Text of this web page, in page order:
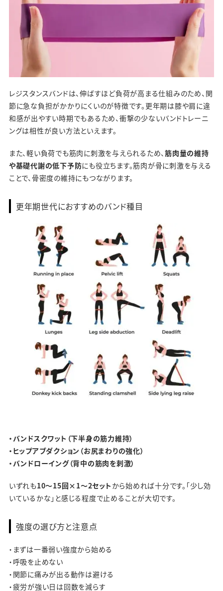
レジスタンスバンドは、伸ばすほど負荷が高まる仕組みのため、関
節に急な負担がかかりにくいのが特徴です。更年期は膝や肩に違
和感が出やすい時期でもあるため、衝撃の少ないバンドトレーニ
ングは相性が良い方法といえます。
また、軽い負荷でも筋肉に刺激を与えられるため、筋肉量の維持
や基礎代謝の低下予防にも役立ちます。筋肉が骨に刺激を与える
ことで、骨密度の維持にもつながります。
更年期世代におすすめのバンド種目
・バンドスクワット（下半身の筋力維持）
・ヒップアブダクション（お尻まわりの強化）
・バンドローイング（背中の筋肉を刺激）
いずれも10〜15回×1〜2セット から始めれば十分です。「少し効
いているかな」と感じる程度で止めることが大切です。
強度の選び方と注意点
・まずは一番弱い強度から始める
・呼吸を止めない
・関節に痛みが出る動作は避ける
・疲労が強い日は回数を減らす